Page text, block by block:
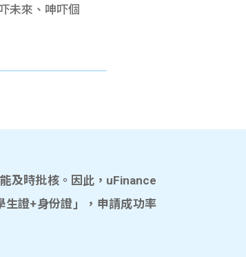
未來、呻吓個
及時批核。因此，uFinance
生證+身份證」，申請成功率